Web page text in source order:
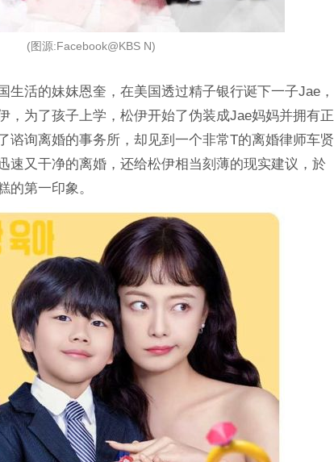
(图源:Facebook@KBS N)
生活的妹妺恩奎，在美国透过精子银行诞下一子Jae，
，为了孩子上学，松伊开始了伪装成Jae妈妈并拥有正
谘询离婚的事务所，却见到一个非常T的离婚律师车贤
速又干净的离婚，还给松伊相当刻薄的现实建议，於
的第一印象。